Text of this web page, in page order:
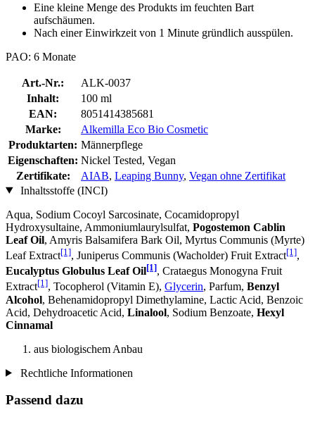
Eine kleine Menge des Produkts im feuchten Bart
aufschäumen.
Nach einer Einwirkzeit von 1 Minute gründlich ausspülen.
PAO: 6 Monate
Art.-Nr.:
ALK-0037
Inhalt:
100 ml
EAN:
8051414385681
Marke:
Alkemilla Eco Bio Cosmetic
Produktarten: Männerpflege
Eigenschaften: Nickel Tested, Vegan
Zertifikate:
AIAB, Leaping Bunny, Vegan ohne Zertifikat
Inhaltsstoffe (INCI)
Aqua, Sodium Cocoyl Sarcosinate, Cocamidopropyl
Hydroxysultaine, Ammoniumlaurylsulfat, Pogostemon Cablin
Leaf Oil, Amyris Balsamifera Bark Oil, Myrtus Communis (Myrte)
Leaf Extract[1], Juniperus Communis (Wacholder) Fruit Extract[1],
Eucalyptus Globulus Leaf Oil[1], Crataegus Monogyna Fruit
Extract[1], Tocopherol (Vitamin E), Glycerin, Parfum, Benzyl
Alcohol, Behenamidopropyl Dimethylamine, Lactic Acid, Benzoic
Acid, Dehydroacetic Acid, Linalool, Sodium Benzoate, Hexyl
Cinnamal
aus biologischem Anbau
Rechtliche Informationen
Passend dazu